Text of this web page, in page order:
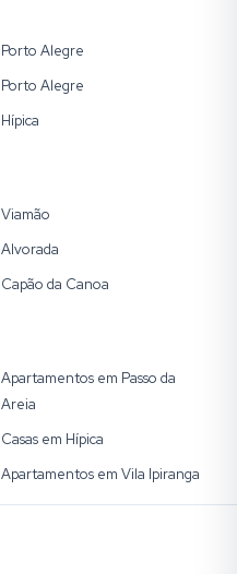
Porto Alegre
Porto Alegre
Hípica
Viamão
Alvorada
Capão da Canoa
Apartamentos em Passo da
Areia
Casas em Hípica
Apartamentos em Vila Ipiranga